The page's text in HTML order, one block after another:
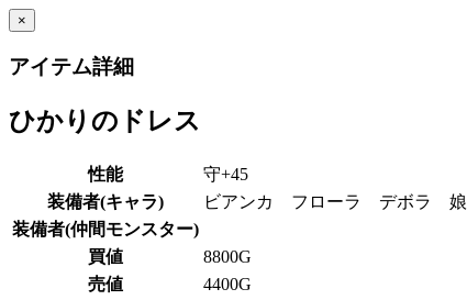
×
アイテム詳細
ひかりのドレス
性能
守+45
装備者(キャラ)
ビアンカ フローラ デボラ 娘
装備者(仲間モンスター)
買値
8800G
売値
4400G